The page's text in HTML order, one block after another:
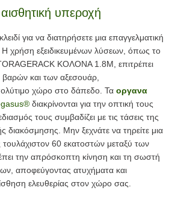
υπεροχή
για να διατηρήσετε μια επαγγελματική
Η χρήση εξειδικευμένων λύσεων, όπως το
ΚΟΛΟΝΑ 1.8Μ, επιτρέπει
και των αξεσουάρ,
χώρο στο δάπεδο. Τα οργανα
διακρίνονται για την οπτική τους
τους συμβαδίζει με τις τάσεις της
διακόσμησης. Μην ξεχνάτε να τηρείτε μια
60 εκατοστών μεταξύ των
την απρόσκοπτη κίνηση και τη σωστή
αποφεύγοντας ατυχήματα και
ελευθερίας στον χώρο σας.